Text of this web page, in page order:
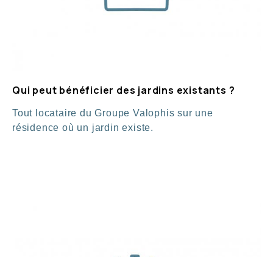
Qui peut bénéficier des jardins existants ?
Tout locataire du Groupe Valophis sur une
résidence où un jardin existe.